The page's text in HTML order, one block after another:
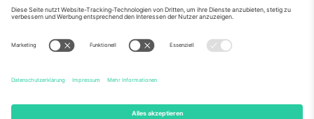
Av Chapultepec 360, Roma
Norte, Cuauhtémoc, 06700
Ciudad de México, CDMX,
Mexico
Die juristische Person des Plattformanbieters kann je nach
Informationen finden Sie auf der jeweiligen Veranstaltungsseite, im